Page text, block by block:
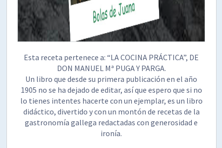
Esta receta pertenece a: “LA COCINA PRÁCTICA”, DE
DON MANUEL Mª PUGA Y PARGA.
Un libro que desde su primera publicación en el año
1905 no se ha dejado de editar, así que espero que si no
lo tienes intentes hacerte con un ejemplar, es un libro
didáctico, divertido y con un montón de recetas de la
gastronomía gallega redactadas con generosidad e
ironía.